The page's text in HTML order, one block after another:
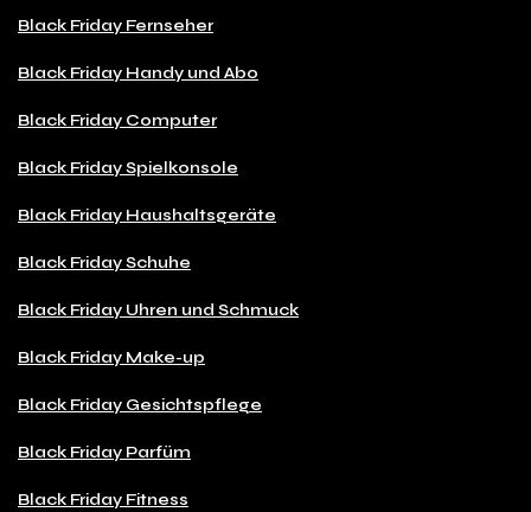
Black Friday Fernseher
Black Friday Handy und Abo
Black Friday Computer
Black Friday Spielkonsole
Black Friday Haushaltsgeräte
Black Friday Schuhe
Black Friday Uhren und Schmuck
Black Friday Make-up
Black Friday Gesichtspflege
Black Friday Parfüm
Black Friday Fitness